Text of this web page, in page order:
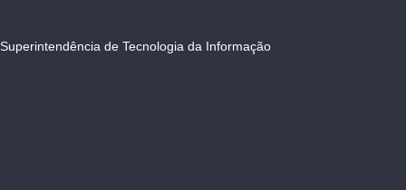
Superintendência de Tecnologia da Informação